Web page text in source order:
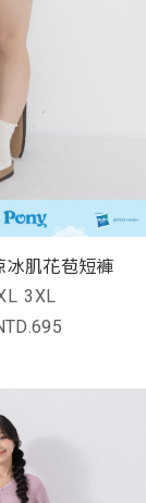
冰肌花苞短褲
3XL